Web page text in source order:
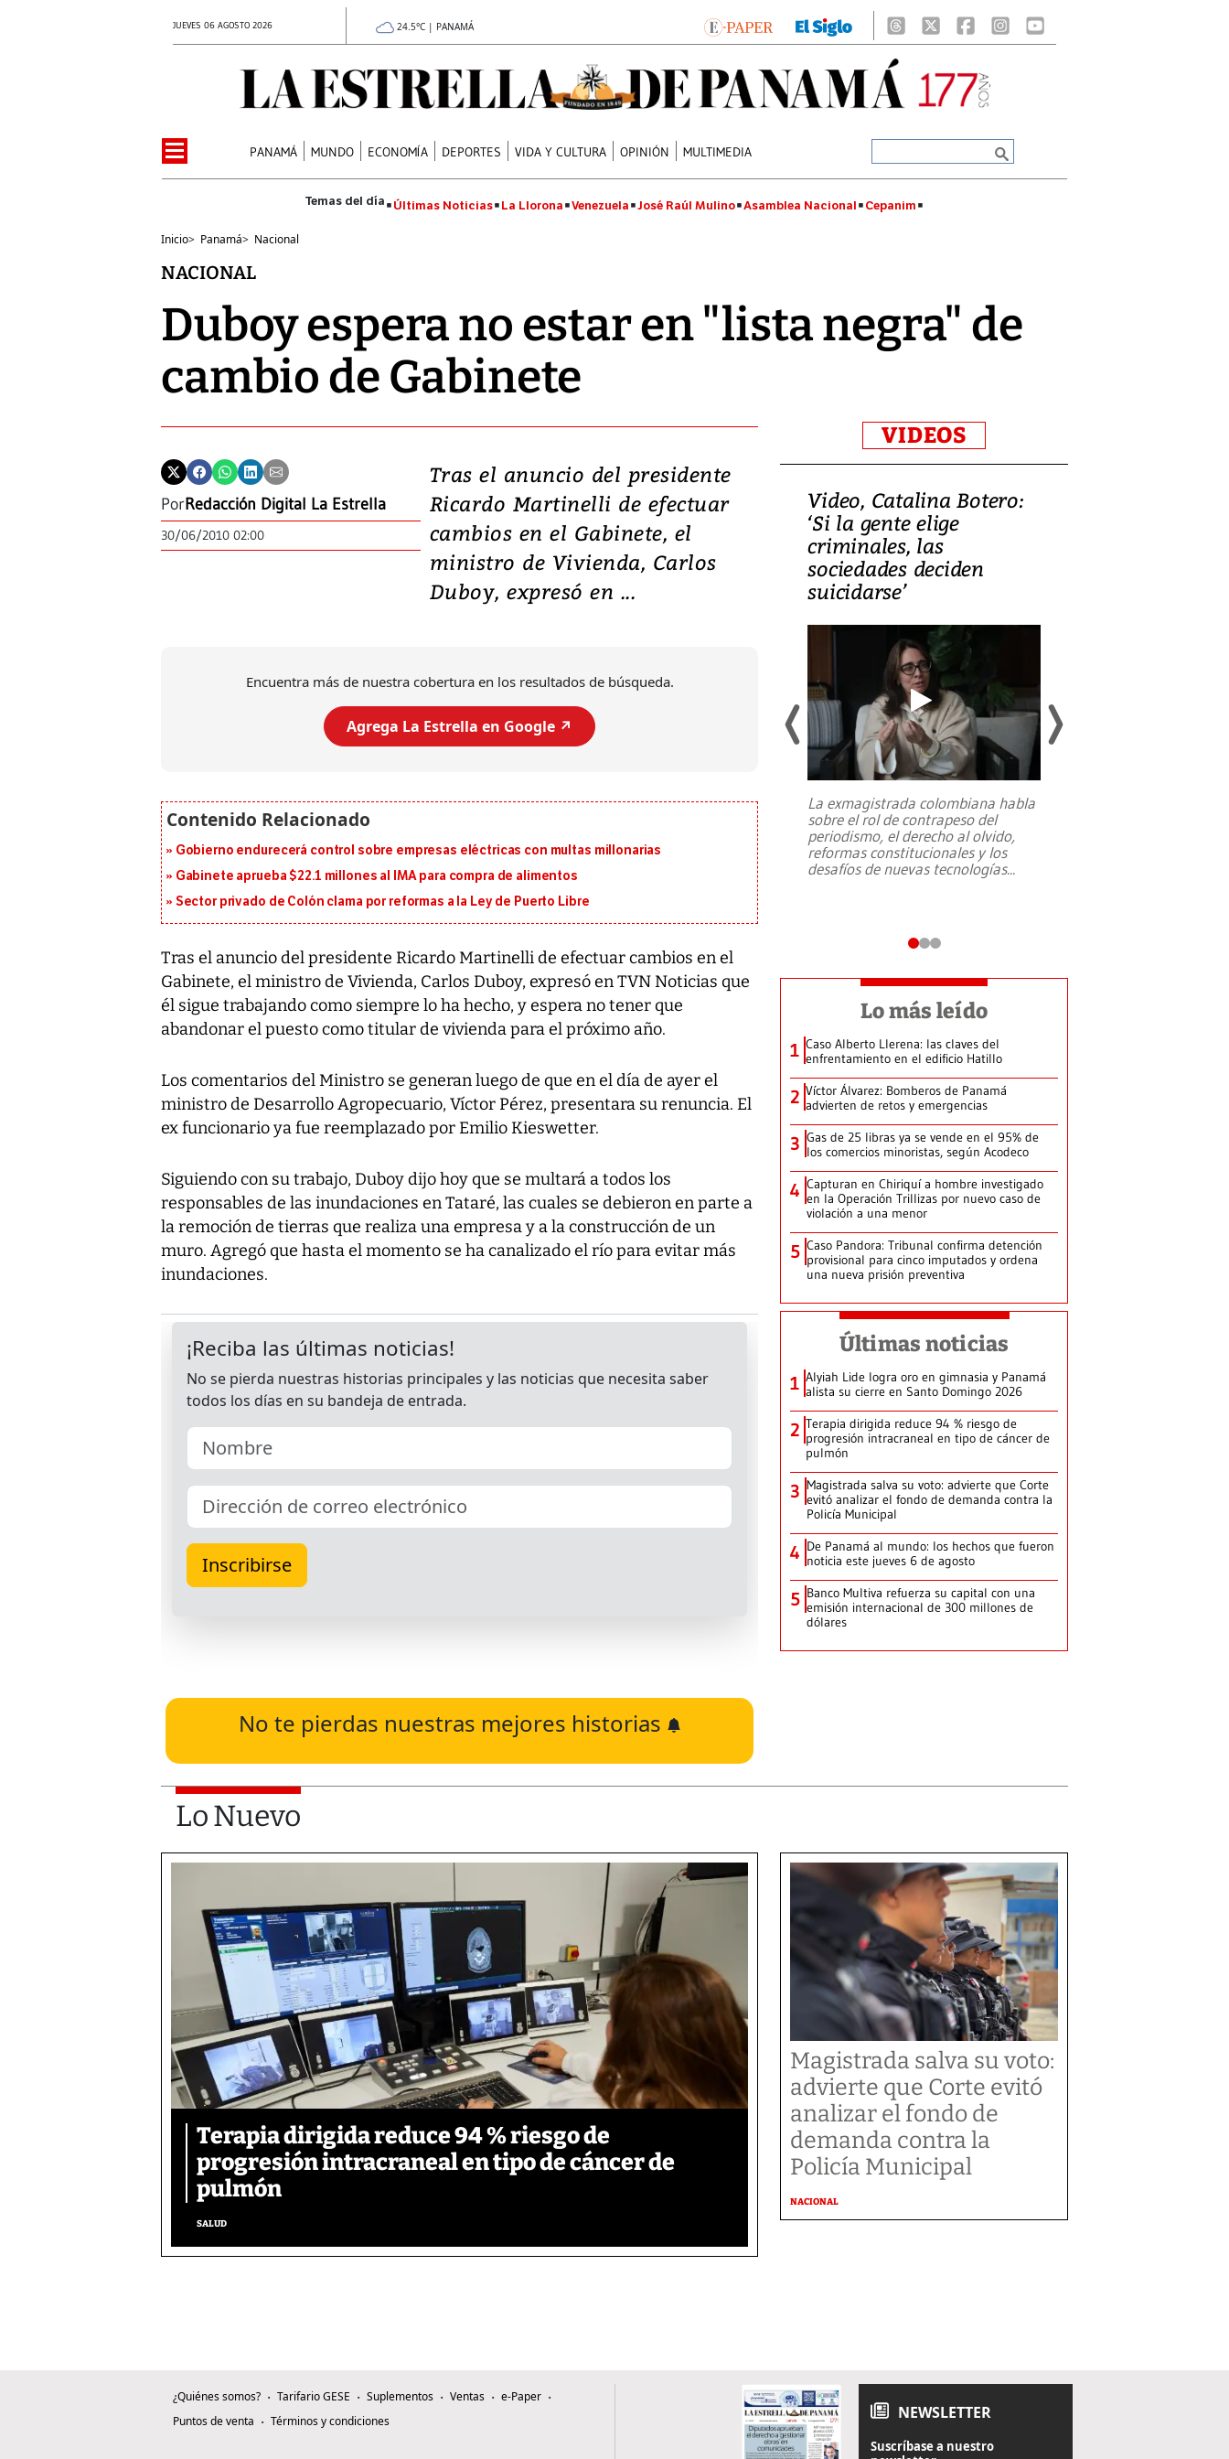
JUEVES 06 AGOSTO 2026 24.5°C | PANAMÁ
PANAMÁ MUNDO ECONOMÍA DEPORTES VIDA Y CULTURA OPINIÓN MULTIMEDIA
Últimas Noticias La Llorona Venezuela José Raúl Mulino Asamblea Nacional Cepanim
Inicio> Panamá> Nacional
NACIONAL
Duboy espera no estar en "lista negra" de
cambio de Gabinete
PorRedacción Digital La Estrella
30/06/2010 02:00
Tras el anuncio del presidente
Ricardo Martinelli de efectuar
cambios en el Gabinete, el
ministro de Vivienda, Carlos
Duboy, expresó en ...
Encuentra más de nuestra cobertura en los resultados de búsqueda.
Agrega La Estrella en Google ↗️
Gobierno endurecerá control sobre empresas eléctricas con multas millonarias
Gabinete aprueba $22.1 millones al IMA para compra de alimentos
Sector privado de Colón clama por reformas a la Ley de Puerto Libre
Tras el anuncio del presidente Ricardo Martinelli de efectuar cambios en el
Gabinete, el ministro de Vivienda, Carlos Duboy, expresó en TVN Noticias que
él sigue trabajando como siempre lo ha hecho, y espera no tener que
abandonar el puesto como titular de vivienda para el próximo año.
Los comentarios del Ministro se generan luego de que en el día de ayer el
ministro de Desarrollo Agropecuario, Víctor Pérez, presentara su renuncia. El
ex funcionario ya fue reemplazado por Emilio Kieswetter.
Siguiendo con su trabajo, Duboy dijo hoy que se multará a todos los
responsables de las inundaciones en Tataré, las cuales se debieron en parte a
la remoción de tierras que realiza una empresa y a la construcción de un
muro. Agregó que hasta el momento se ha canalizado el río para evitar más
inundaciones.
No te pierdas nuestras mejores historias
VIDEOS
Video, Japón: Terremoto
deja heridos y graves
daños en Kumamoto
al sur de Japón, provocando una
Video, Catalina Botero:
‘Si la gente elige
criminales, las
sociedades deciden
suicidarse’
La exmagistrada colombiana habla
sobre el rol de contrapeso del
periodismo, el derecho al olvido,
reformas constitucionales y los
desafíos de nuevas tecnologías...
Lo más leído
1 Caso Alberto Llerena: las claves del
enfrentamiento en el edificio Hatillo
2 Víctor Álvarez: Bomberos de Panamá
advierten de retos y emergencias
3 Gas de 25 libras ya se vende en el 95% de
los comercios minoristas, según Acodeco
4 Capturan en Chiriquí a hombre investigado
en la Operación Trillizas por nuevo caso de
violación a una menor
5 Caso Pandora: Tribunal confirma detención
provisional para cinco imputados y ordena
una nueva prisión preventiva
Últimas noticias
1 Alyiah Lide logra oro en gimnasia y Panamá
alista su cierre en Santo Domingo 2026
2 Terapia dirigida reduce 94 % riesgo de
progresión intracraneal en tipo de cáncer de
pulmón
3 Magistrada salva su voto: advierte que Corte
evitó analizar el fondo de demanda contra la
Policía Municipal
4 De Panamá al mundo: los hechos que fueron
noticia este jueves 6 de agosto
5 Banco Multiva refuerza su capital con una
emisión internacional de 300 millones de
dólares
Lo Nuevo
Terapia dirigida reduce 94 % riesgo de
progresión intracraneal en tipo de cáncer de
pulmón
SALUD
Magistrada salva su voto:
advierte que Corte evitó
analizar el fondo de
demanda contra la
Policía Municipal
NACIONAL
¿Quiénes somos? Tarifario GESE Suplementos Ventas
e-Paper
Puntos de venta
Términos y condiciones NEWSLETTER
Suscríbase a nuestro